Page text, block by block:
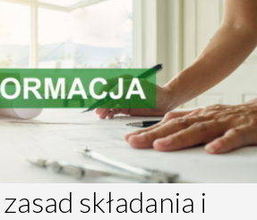
składania i